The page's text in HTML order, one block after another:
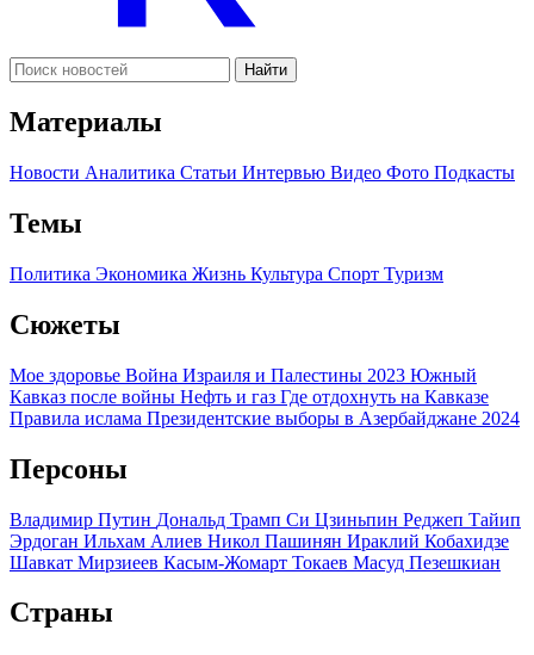
Найти
Материалы
Новости Аналитика Статьи Интервью Видео Фото Подкасты
Темы
Политика Экономика Жизнь Культура Спорт Туризм
Сюжеты
Мое здоровье Война Израиля и Палестины 2023 Южный
Кавказ после войны Нефть и газ Где отдохнуть на Кавказе
Правила ислама Президентские выборы в Азербайджане 2024
Персоны
Владимир Путин Дональд Трамп Си Цзиньпин Реджеп Тайип
Эрдоган Ильхам Алиев Никол Пашинян Ираклий Кобахидзе
Шавкат Мирзиеев Касым-Жомарт Токаев Масуд Пезешкиан
Страны